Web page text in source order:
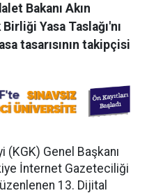
Bakanı Akın
Yasa Taslağı'nı
tasarısının takipçisi
(KGK) Genel Başkanı
İnternet Gazeteciliği
13. Dijital